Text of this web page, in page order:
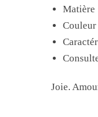
Joie.